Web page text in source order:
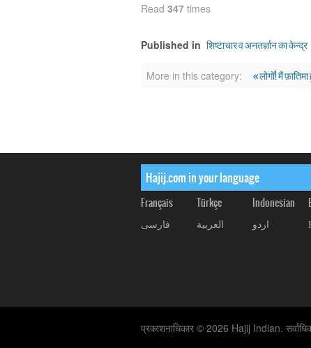
Read 347 times
Published in शिष्टाचार व अनतर्ज्ञान का केन्द्र
More in this category: « लोगों! मैं
Hajij.com in your language
Français Türkçe Indonesian
فارسی
العربیة اردو
प्रकाशनाधिकार © 2026 Hajij Indian.